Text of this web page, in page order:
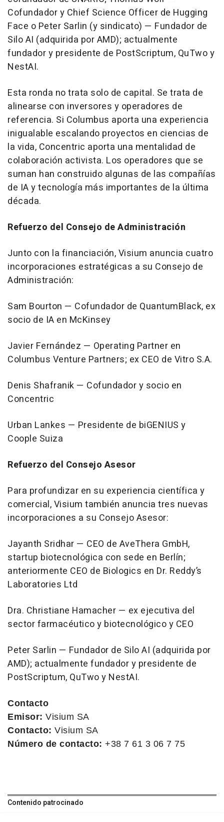
Cofundador y Chief Science Officer de Hugging
Face o Peter Sarlin (y sindicato) — Fundador de
Silo AI (adquirida por AMD); actualmente
fundador y presidente de PostScriptum, QuTwo y
NestAI.
Esta ronda no trata solo de capital. Se trata de
alinearse con inversores y operadores de
referencia. Si Columbus aporta una experiencia
inigualable escalando proyectos en ciencias de
la vida, Concentric aporta una mentalidad de
colaboración activista. Los operadores que se
suman han construido algunas de las compañías
de IA y tecnología más importantes de la última
década.
Refuerzo del Consejo de Administración
Junto con la financiación, Visium anuncia cuatro
incorporaciones estratégicas a su Consejo de
Administración:
Sam Bourton — Cofundador de QuantumBlack, ex
socio de IA en McKinsey
Javier Fernández — Operating Partner en
Columbus Venture Partners; ex CEO de Vitro S.A.
Denis Shafranik — Cofundador y socio en
Concentric
Urban Lankes — Presidente de biGENIUS y
Coople Suiza
Refuerzo del Consejo Asesor
Para profundizar en su experiencia científica y
comercial, Visium también anuncia tres nuevas
incorporaciones a su Consejo Asesor:
Jayanth Sridhar — CEO de AveThera GmbH,
startup biotecnológica con sede en Berlín;
anteriormente CEO de Biologics en Dr. Reddy’s
Laboratories Ltd
Dra. Christiane Hamacher — ex ejecutiva del
sector farmacéutico y biotecnológico y CEO
Peter Sarlin — Fundador de Silo AI (adquirida por
AMD); actualmente fundador y presidente de
PostScriptum, QuTwo y NestAI.
Contacto
Emisor: Visium SA
Contacto: Visium SA
Número de contacto: +38 7 61 3 06 7 75
Contenido patrocinado